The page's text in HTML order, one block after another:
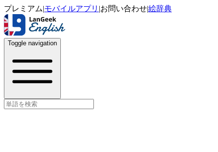
プレミアム|モバイルアプリ |お問い合わせ|絵辞典
Toggle navigation